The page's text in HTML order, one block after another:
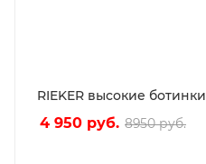
RIEKER высокие ботинки
4 950 руб. 8950руб.